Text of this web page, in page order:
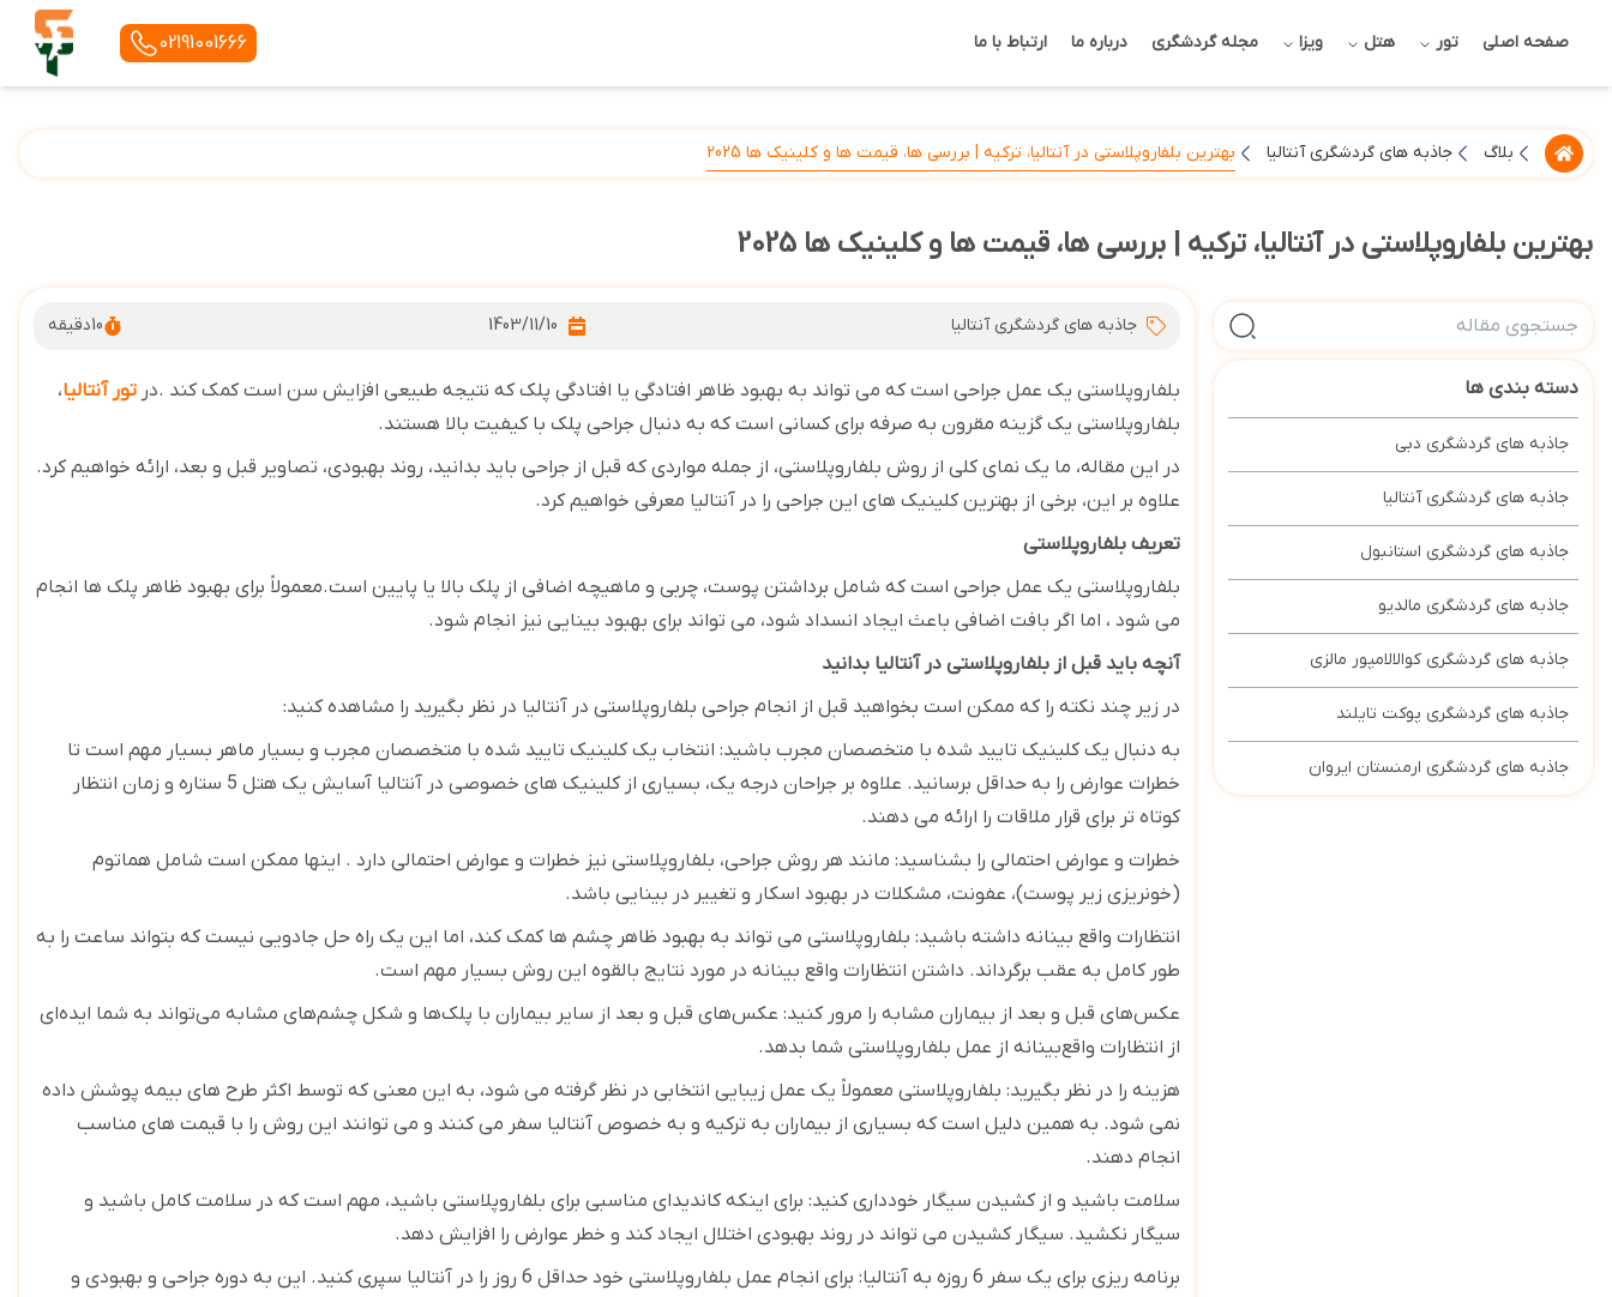
صفحه اصلی تور هتل ویزا مجله گردشگری درباره ما ارتباط با ما 02191001666
بلاگ جاذبه های گردشگری آنتالیا بهترین بلفاروپلاستی در آنتالیا، ترکیه | بررسی ها، قیمت ها و کلینیک ها 2025
بهترین بلفاروپلاستی در آنتالیا، ترکیه | بررسی ها، قیمت ها و کلینیک ها 2025
دسته بندی ها
جاذبه های گردشگری دبی
جاذبه های گردشگری آنتالیا
جاذبه های گردشگری استانبول
جاذبه های گردشگری مالدیو
جاذبه های گردشگری کوالالامپور مالزی
جاذبه های گردشگری پوکت تایلند
جاذبه های گردشگری ارمنستان ایروان
جاذبه های گردشگری آنتالیا 1403/11/10
10دقیقه
بلفاروپلاستی یک عمل جراحی است که می تواند به بهبود ظاهر افتادگی یا افتادگی پلک که نتیجه طبیعی افزایش سن است کمک کند .در تور آنتالیا،
بلفاروپلاستی یک گزینه مقرون به صرفه برای کسانی است که به دنبال جراحی پلک با کیفیت بالا هستند.
در این مقاله، ما یک نمای کلی از روش بلفاروپلاستی، از جمله مواردی که قبل از جراحی باید بدانید، روند بهبودی، تصاویر قبل و بعد، ارائه خواهیم کرد.
علاوه بر این، برخی از بهترین کلینیک های این جراحی را در آنتالیا معرفی خواهیم کرد.
تعریف بلفاروپلاستی
بلفاروپلاستی یک عمل جراحی است که شامل برداشتن پوست، چربی و ماهیچه اضافی از پلک بالا یا پایین است.معمولاً برای بهبود ظاهر پلک ها انجام
می شود ، اما اگر بافت اضافی باعث ایجاد انسداد شود، می تواند برای بهبود بینایی نیز انجام شود.
آنچه باید قبل از بلفاروپلاستی در آنتالیا بدانید
در زیر چند نکته را که ممکن است بخواهید قبل از انجام جراحی بلفاروپلاستی در آنتالیا در نظر بگیرید را مشاهده کنید:
به دنبال یک کلینیک تایید شده با متخصصان مجرب باشید: انتخاب یک کلینیک تایید شده با متخصصان مجرب و بسیار ماهر بسیار مهم است تا
خطرات عوارض را به حداقل برسانید. علاوه بر جراحان درجه یک، بسیاری از کلینیک های خصوصی در آنتالیا آسایش یک هتل 5 ستاره و زمان انتظار
کوتاه تر برای قرار ملاقات را ارائه می دهند.
خطرات و عوارض احتمالی را بشناسید: مانند هر روش جراحی، بلفاروپلاستی نیز خطرات و عوارض احتمالی دارد . اینها ممکن است شامل هماتوم
(خونریزی زیر پوست)، عفونت، مشکلات در بهبود اسکار و تغییر در بینایی باشد.
انتظارات واقع بینانه داشته باشید: بلفاروپلاستی می تواند به بهبود ظاهر چشم ها کمک کند، اما این یک راه حل جادویی نیست که بتواند ساعت را به
طور کامل به عقب برگرداند. داشتن انتظارات واقع بینانه در مورد نتایج بالقوه این روش بسیار مهم است.
عکس‌های قبل و بعد از بیماران مشابه را مرور کنید: عکس‌های قبل و بعد از سایر بیماران با پلک‌ها و شکل چشم‌های مشابه می‌تواند به شما ایده‌ای
از انتظارات واقع‌بینانه از عمل بلفاروپلاستی شما بدهد.
هزینه را در نظر بگیرید: بلفاروپلاستی معمولاً یک عمل زیبایی انتخابی در نظر گرفته می شود، به این معنی که توسط اکثر طرح های بیمه پوشش داده
نمی شود. به همین دلیل است که بسیاری از بیماران به ترکیه و به خصوص آنتالیا سفر می کنند و می توانند این روش را با قیمت های مناسب
انجام دهند.
سلامت باشید و از کشیدن سیگار خودداری کنید: برای اینکه کاندیدای مناسبی برای بلفاروپلاستی باشید، مهم است که در سلامت کامل باشید و
سیگار نکشید. سیگار کشیدن می تواند در روند بهبودی اختلال ایجاد کند و خطر عوارض را افزایش دهد.
برنامه ریزی برای یک سفر 6 روزه به آنتالیا: برای انجام عمل بلفاروپلاستی خود حداقل 6 روز را در آنتالیا سپری کنید. این به دوره جراحی و بهبودی و